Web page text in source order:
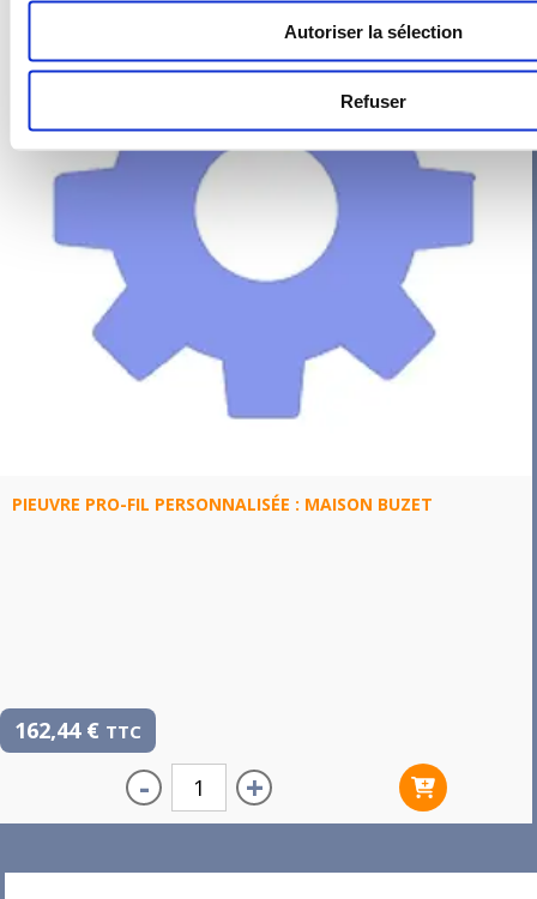
Autoriser la sélection
Refuser
PIEUVRE PRO-FIL PERSONNALISÉE : MAISON BUZET
162,44 € TTC
- +